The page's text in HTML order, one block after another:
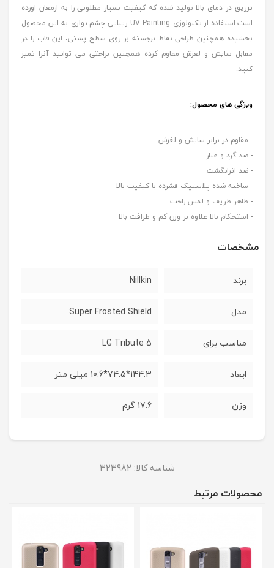
تزریق در دمای بالا تولید شده که کیفیت بسیار مطلوبی را به ارمغان اورده
است.استفاده از تکنولوژی UV Painting زیبایی چشم نوازی به این محصول
بخشیده همچنین طراحی نقاط برجسته بر روی سطح پشتی، این قاب را در
مقابل سایش و لغزش مقاوم کرده همچنین براحتی می توانید آنرا تمیز
کنید.
ویژگی های محصول:
- مقاوم در برابر سایش و لغزش
- ضد گرد و غبار
- ضد اثرانگشت
- ساخته شده پلاستیک فشرده با کیفیت بالا
- ظاهر ظریف و لمس راحت
- استحکام بالا علاوه بر وزن کم و ظرافت بالا
مشخصات
برند Nillkin
مدل Super Frosted Shield
مناسب برای LG Tribute 5
ابعاد 144.3*74.5*10.6 میلی متر
وزن 17.6 گرم
شناسه کالا: 323982
محصولات مرتبط